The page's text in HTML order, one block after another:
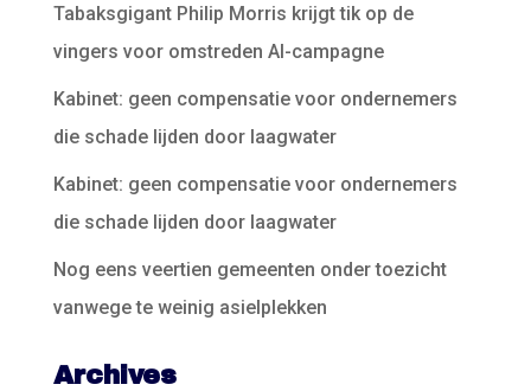
Tabaksgigant Philip Morris krijgt tik op de
vingers voor omstreden AI-campagne
Kabinet: geen compensatie voor ondernemers
die schade lijden door laagwater
Kabinet: geen compensatie voor ondernemers
die schade lijden door laagwater
Nog eens veertien gemeenten onder toezicht
vanwege te weinig asielplekken
Archives